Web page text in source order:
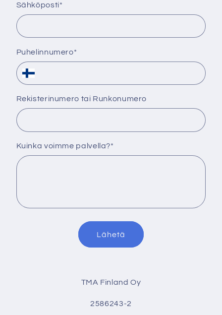
Sähköposti*
Puhelinnumero*
Rekisterinumero tai Runkonumero
Kuinka voimme palvella?*
Lähetä
TMA Finland Oy
2586243-2